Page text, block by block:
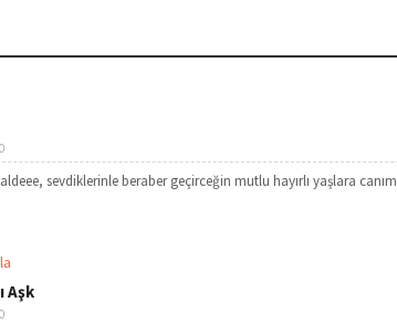
sevdiklerinle beraber geçirceğin mutlu hayırlı yaşlara canım
Aşk